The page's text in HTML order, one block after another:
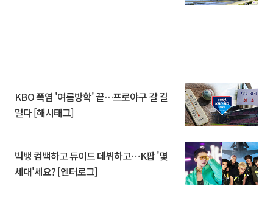
KBO 폭염 '여름방학' 끝…프로야구 갈 길
멀다 [해시태그]
빅뱅 컴백하고 튜이드 데뷔하고⋯K팝 '몇
세대'세요? [엔터로그]